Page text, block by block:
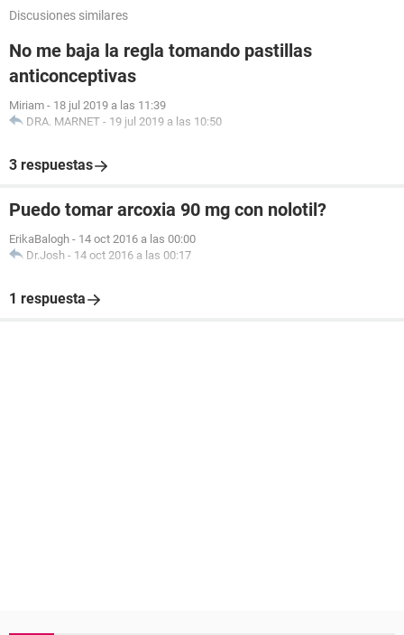
Discusiones similares
No me baja la regla tomando pastillas
anticonceptivas
Miriam - 18 jul 2019 a las 11:39
DRA. MARNET - 19 jul 2019 a las 10:50
3 respuestas
Puedo tomar arcoxia 90 mg con nolotil?
ErikaBalogh - 14 oct 2016 a las 00:00
Dr.Josh - 14 oct 2016 a las 00:17
1 respuesta